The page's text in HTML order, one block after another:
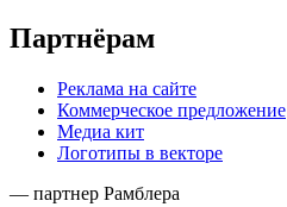
Партнёрам
Реклама на сайте
Коммерческое предложение
Медиа кит
Логотипы в векторе
— партнер Рамблера